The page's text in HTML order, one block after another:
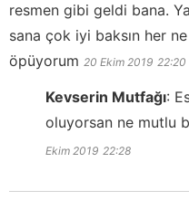
resmen gibi geldi bana.
sana çok iyi baksın her
öpüyorum 20 Ekim 2019 22:20
Kevserin Mutfağı:
oluyorsan ne mutlu
Ekim 2019 22:28